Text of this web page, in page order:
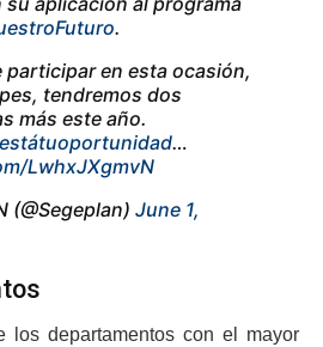
.
participar en esta ocasión,
tendremos dos
más este año.
…
LwhxJXgmvN
(@Segeplan) June 1,
los departamentos con el mayor